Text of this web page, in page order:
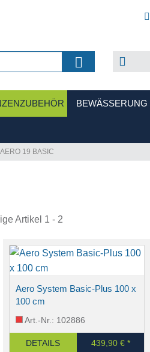
BEWÄSSERUNG
AERO 19 BASIC
Artikel 1 - 2
Aero System Basic-Plus 100 x
100 cm
Art.-Nr.: 102886
DETAILS 439,90 € *